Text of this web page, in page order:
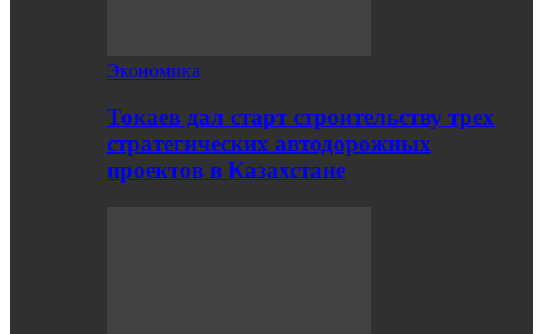
Экономика
Токаев дал старт строительству трех
стратегических автодорожных
проектов в Казахстане